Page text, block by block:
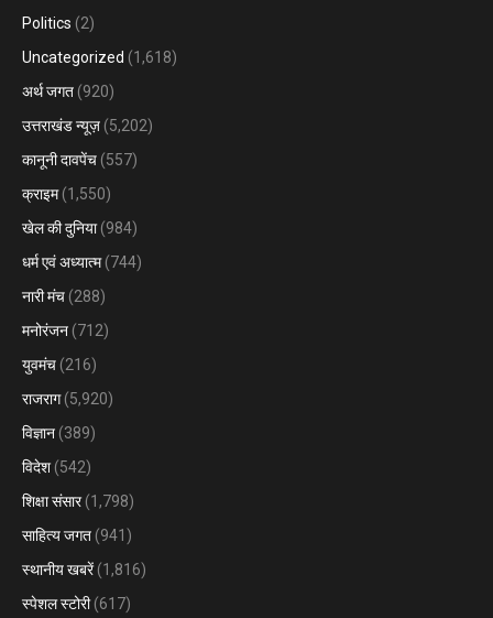
Politics (2)
Uncategorized (1,618)
अर्थ जगत (920)
उत्तराखंड न्यूज़ (5,202)
कानूनी दावपेंच (557)
क्राइम(1,550)
खेल की दुनिया(984)
धर्म एवं अध्यात्म(744)
नारी मंच (288)
मनोरंजन (712)
युवमंच (216)
राजराग(5,920)
विज्ञान (389)
विदेश (542)
शिक्षा संसार(1,798)
साहित्य जगत (941)
स्थानीय खबरें(1,816)
स्पेशल स्टोरी(617)